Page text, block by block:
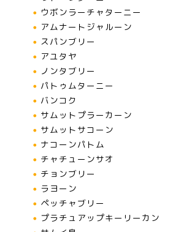
ウボンラーチャターニー
アムナートジャルーン
スパンブリー
アユタヤ
ノンタブリー
パトゥムターニー
バンコク
サムットプラーカーン
サムットサコーン
ナコーンパトム
チャチューンサオ
チョンブリー
ラヨーン
ペッチャブリー
プラチュアップキーリーカン